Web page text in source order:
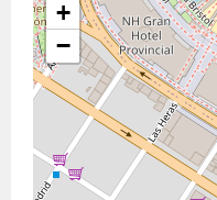
+
−